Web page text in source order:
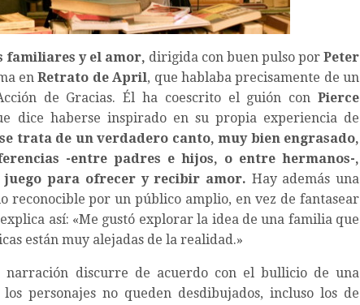
familiares y el amor, dirigida con buen pulso por Peter
enRetrato de April, que hablaba precisamente de un
de Gracias. Él ha coescrito el guión con Pierce
dice haberse inspirado en su propia experiencia de
se trata de un verdadero canto, muy bien engrasado,
-entre padres e hijos, o entre hermanos-,
para ofrecer y recibir amor. Hay además una
reconocible por un público amplio, en vez de fantasear
así: «Me gustó explorar la idea de una familia que
están muy alejadas de la realidad.»
narración discurre de acuerdo con el bullicio de una
personajes no queden desdibujados, incluso los de